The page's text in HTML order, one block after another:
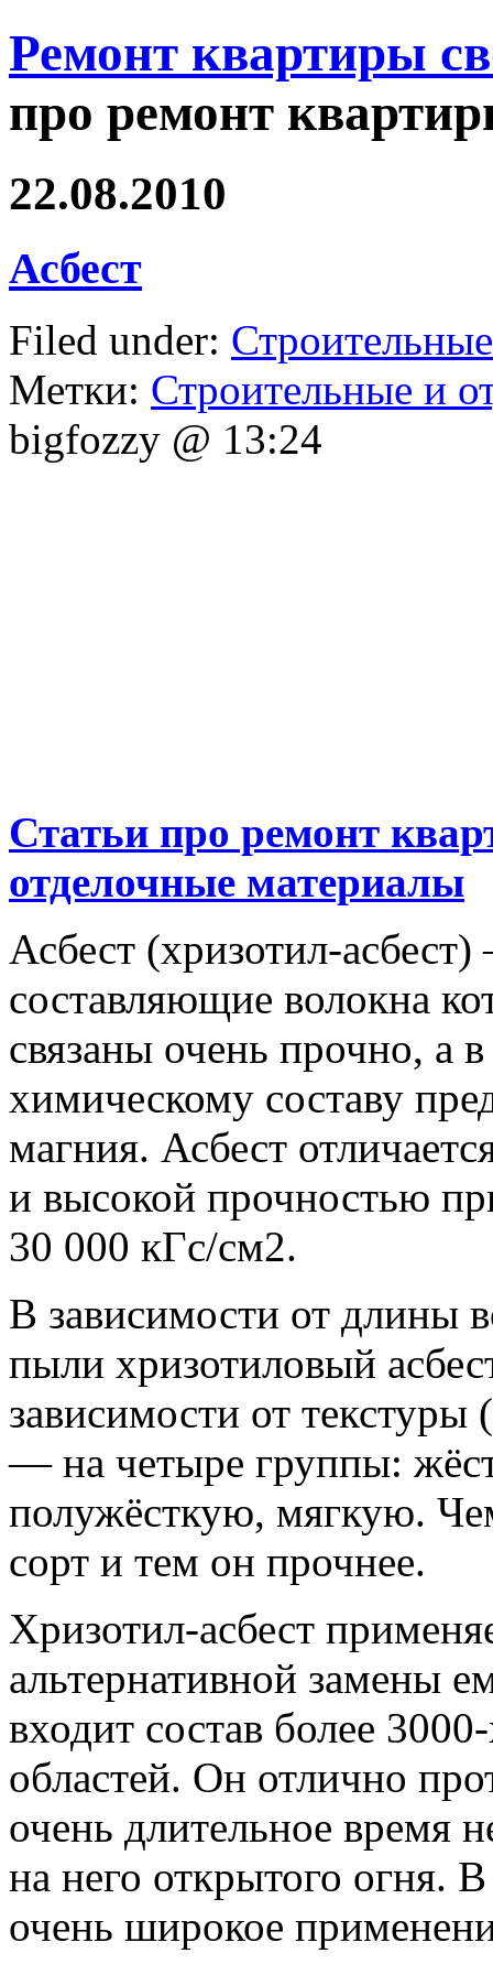
Ремонт квартиры
про ремонт
22.08.2010
Асбест
Filed under:
Метки: Строительные и
bigfozzy @ 13:24
Статьи про ремонт
отделочные материалы
Асбест (хризотил-
составляющие волокна
связаны очень прочно, а
химическому составу
магния. Асбест
и высокой прочностью
30 000 кГс/см2.
В зависимости от длины
пыли хризотиловый
зависимости от текстуры
— на четыре группы:
полужёсткую, мягкую.
сорт и тем он прочнее.
Хризотил-асбест
альтернативной замены
входит состав более
областей. Он отлично
очень длительное время
на него открытого огня.
очень широкое